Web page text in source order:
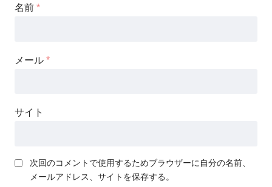
名前 *
メール *
サイト
次回のコメントで使用するためブラウザーに自分の名前、
メールアドレス、サイトを保存する。